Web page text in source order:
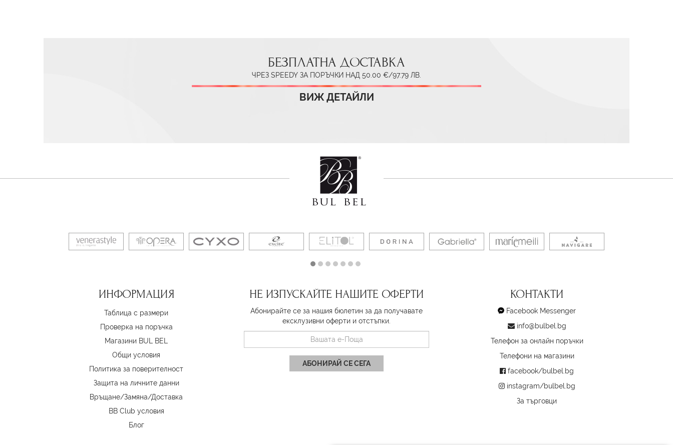
БЕЗПЛАТНА ДОСТАВКА
ЧРЕЗ SPEEDY ЗА ПОРЪЧКИ НАД 50.00 €/97.79 ЛВ.
ВИЖ ДЕТАЙЛИ
ИНФОРМАЦИЯ
Таблица с размери
Проверка на поръчка
Магазини BUL BEL
Oбщи условия
Политика за поверителност
Защита на личните данни
Връщане/Замяна/Доставка
BB Club условия
Блог
НЕ ИЗПУСКАЙТЕ НАШИТЕ ОФЕРТИ
Абонирайте се за нашия бюлетин за да получавате
ексклузивни оферти и отстъпки.
АБОНИРАЙ СЕ СЕГА
КОНТАКТИ
Facebook Messenger
info@bulbel.bg
Телефон за онлайн поръчки
Телефони на магазини
facebook/bulbel.bg
instagram/bulbel.bg
За търговци